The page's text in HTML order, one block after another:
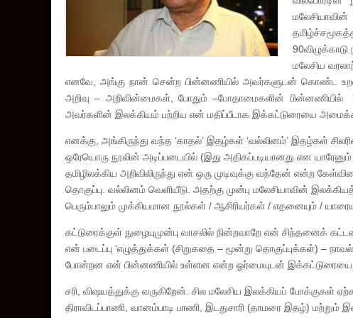
மலேசிய
எனவே, அங்கு நான் சென்ற பின்னணியில் அவர்களுடன் கொண்ட
அறிவு – அறிவின்மைகள், போதும் –போதாமைகளின் பின்னணியில்
அவர்களின் இலக்கியம் பற்றிய என் மதிப்பீடாக இக்கட்டுரையை
எனக்கு, அங்கிருந்து வந்த ‘காதல்’ இதழ்கள் ‘வல்லினம்’ இதழ்கள்
ஒரேயொரு நூலின் அடிப்படையில் (இது அதிகப்படியானது என
தமிழிலக்கிய அறிவிலிருந்து ஏன் ஒரு முடிவுக்கு வந்தேன் என்ற
தொகுப்பு. வல்லினம் வெளியீடு. அதற்கு முன்பு மலேசியாவின்
பெரும்பாலும் முக்கியமான நூல்கள் / ஆசிரியர்கள் / எதனையும் /
கட்டுரைக்குள் நுழையுமுன்பு வாசலில் நின்றவாறே என் சிந்தனைக்
என் படைப்பு ‘எழுத்துக்கள் (சிறுகதை – மூன்று தொகுப்புக்கள்) –
போன்றன என் பின்னணியில் உள்ளன என்ற ஓர்மையுடன் இக்கட்டுரையை
சரி, விஷயத்துக்கு வருகிறேன். சில மலேசிய இலக்கியப்
திராவிடப்பாணி, வானம்பாடி பாணி, இடதுசாரி (தாமரை இதழ்)